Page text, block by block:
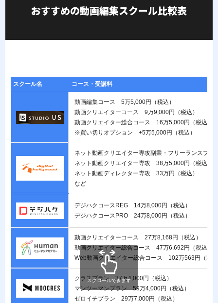
おすすめの動画編集スクール比較表
スクール名 コース・受講料
動画編集コース 5万5,000円（税込）
動画クリエイターコース 9万9,000円（税込）
動画クリエイター総合コース 16万5,000円（税込）
※買い切りオプション +5万5,000円（税込）
ネット動画クリエイター専攻副業・フリーランスプ
ネット動画クリエイター専攻 38万5,000円（税込）
ネット動画ディレクター専攻 33万円（税込）
など
デジハクコースREG 14万8,000円（税込）
デジハクコースPRO 24万8,000円（税込）
動画クリエイターコース 27万8,168円（税込）
動画クリエイター総合コース 47万6,692円（税込）
Web動画クリエイター総合コース 102万563円（税
クラスプラン 37万4,000円（税込）
マンツーマンプラン 59万4,000円（税込）
ゼロイチプラン 29万7,000円（税込）
スクロールできます